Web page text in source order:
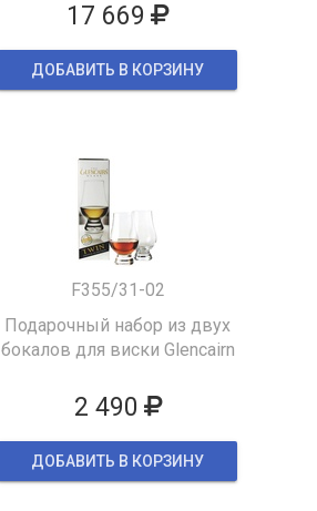
17 669
ДОБАВИТЬ В КОРЗИНУ
F355/31-02
Подарочный набор из двух
бокалов для виски Glencairn
2 490
ДОБАВИТЬ В КОРЗИНУ